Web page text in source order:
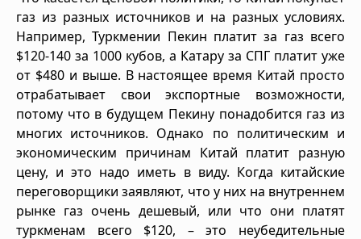
газ из разных источников и на разных условиях.
Например, Туркмении Пекин платит за газ всего
$120-140 за 1000 кубов, а Катару за СПГ платит уже
от $480 и выше. В настоящее время Китай просто
отрабатывает свои экспортные возможности,
потому что в будущем Пекину понадобится газ из
многих источников. Однако по политическим и
экономическим причинам Китай платит разную
цену, и это надо иметь в виду. Когда китайские
переговорщики заявляют, что у них на внутреннем
рынке газ очень дешевый, или что они платят
туркменам всего $120, – это неубедительные